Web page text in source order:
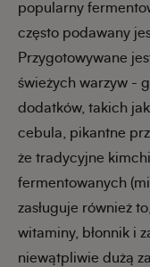
popularny
często podawany
Przygotowywane
świeżych warzyw -
dodatków, takich
cebula, pikantne
że tradycyjne
fermentowanych
zasługuje również
witaminy, błonnik i
niewątpliwie dużą